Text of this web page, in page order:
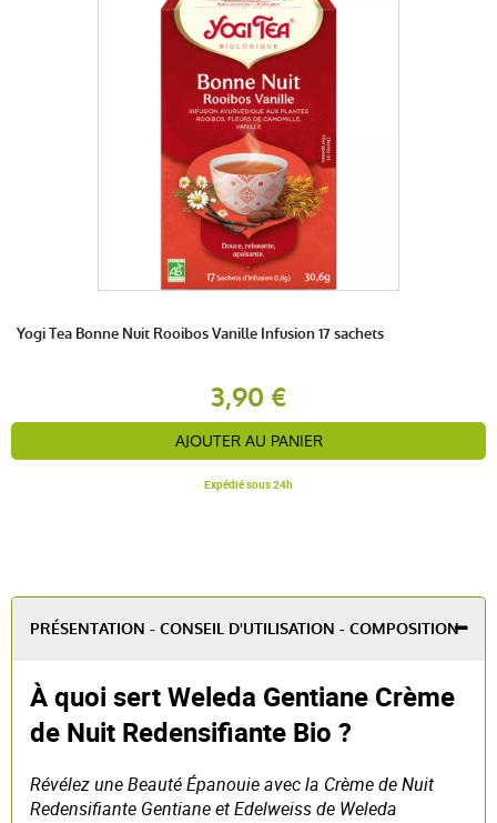
Yogi Tea Bonne Nuit Rooibos Vanille Infusion 17 sachets
3,90 €
AJOUTER AU PANIER
Expédié sous 24h
PRÉSENTATION - CONSEIL D'UTILISATION - COMPOSITION
À quoi sert Weleda Gentiane Crème
de Nuit Redensifiante Bio ?
Révélez une Beauté Épanouie avec la Crème de Nuit
Redensifiante Gentiane et Edelweiss de Weleda